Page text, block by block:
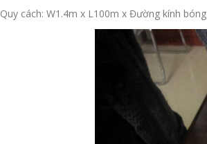
Quy cách: W1.4m x L100m x Đường kính